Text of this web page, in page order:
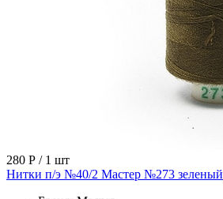
280 Р / 1 шт
Нитки п/э №40/2 Мастер №273 зеленый